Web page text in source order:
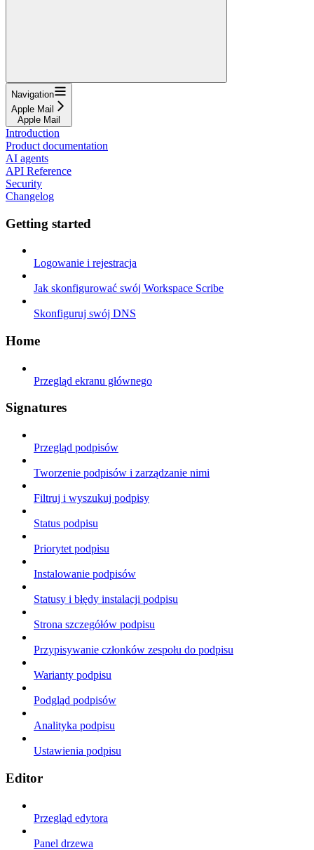
Navigation
Apple Mail
Apple Mail
Introduction
Product documentation
AI agents
API Reference
Security
Changelog
Getting started
Logowanie i rejestracja
Jak skonfigurować swój Workspace Scribe
Skonfiguruj swój DNS
Home
Przegląd ekranu głównego
Signatures
Przegląd podpisów
Tworzenie podpisów i zarządzanie nimi
Filtruj i wyszukuj podpisy
Status podpisu
Priorytet podpisu
Instalowanie podpisów
Statusy i błędy instalacji podpisu
Strona szczegółów podpisu
Przypisywanie członków zespołu do podpisu
Warianty podpisu
Podgląd podpisów
Analityka podpisu
Ustawienia podpisu
Editor
Przegląd edytora
Panel drzewa